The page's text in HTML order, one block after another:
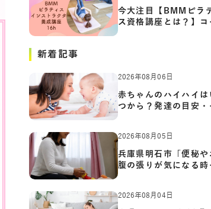
今大注目【BMMピラ
ス資格講座とは？】コ
からカ…
新着記事
2026年08月06日
赤ちゃんのハイハイは
つから？発達の目安・
習方…
2026年08月05日
兵庫県明石市「便秘や
腹の張りが気になる時
知っ…
2026年08月04日